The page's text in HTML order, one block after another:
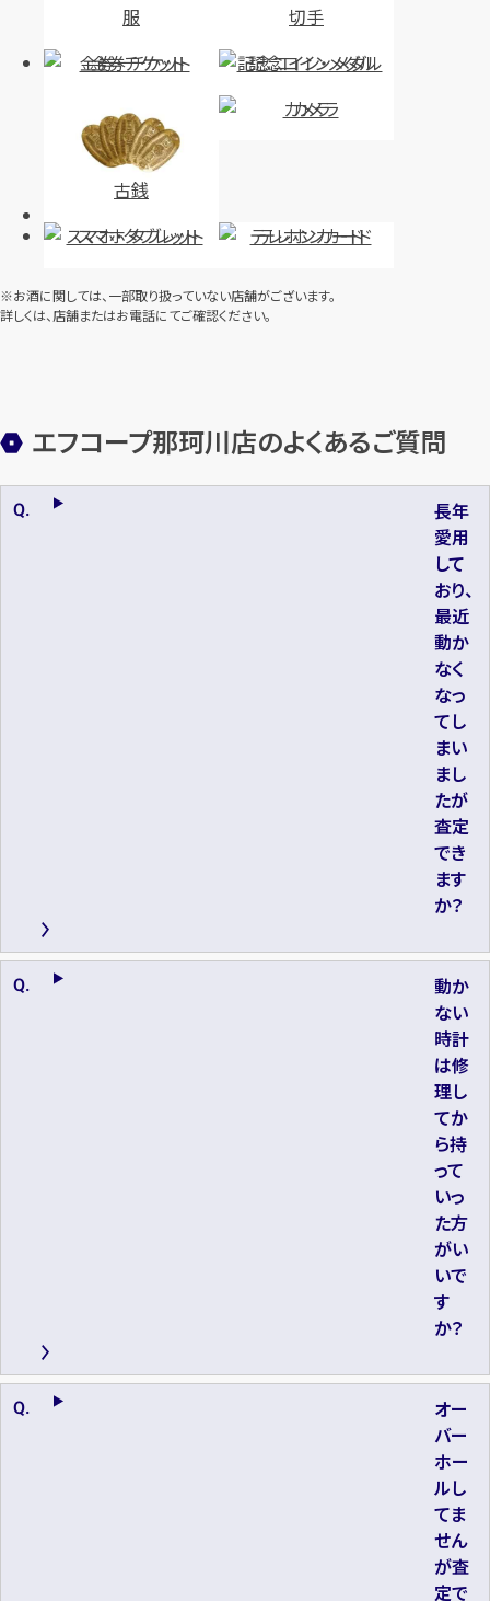
服
切手
金券・チケット
記念コイン・メダル
古銭
カメラ
スマホ・タブレット テレホンカード
※お酒に関しては、一部取り扱っていない店舗がございます。
詳しくは、店舗またはお電話にてご確認ください。
エフコープ那珂川店のよくあるご質問
長年
愛用
して
おり、
最近
動か
なく
なっ
てし
まい
まし
たが
査定
でき
ます
か？
動か
ない
時計
は修
理し
てか
ら持
って
いっ
た方
がい
いで
す
か？
オー
バー
ホー
ルし
てま
せん
が査
定で